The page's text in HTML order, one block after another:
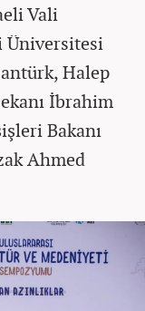
Vali
Üniversitesi
Halep
İbrahim
Bakanı
Ahmed